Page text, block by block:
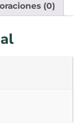
(0)